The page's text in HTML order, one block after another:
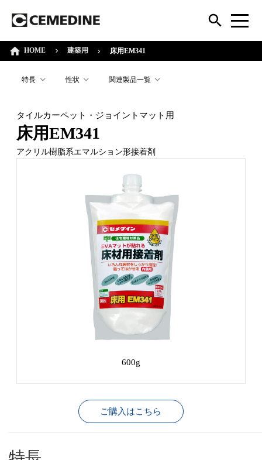
HOME 建築用 床用EM341
特長 性状 関連製品一覧
タイルカーペット・ジョイントマット用
床用EM341
アクリル樹脂系エマルション形接着剤
600g
ご購入はこちら